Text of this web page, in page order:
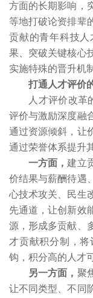
方面的长期影响，
等地打破论资排辈
贡献的青年科技
果、突破关键核心
实施特殊的晋升机
打通人才评价
人才评价改革的
评价与激励深度融
通过资源倾斜，让
通过荣誉体系提升
一方面，建立
价结果与薪酬待遇
心技术攻关、民生
先通道，让创新效
源，形成多贡献、
才贡献积分制，
钩，积分高的人才
另一方面， 聚
让不同类型、不同